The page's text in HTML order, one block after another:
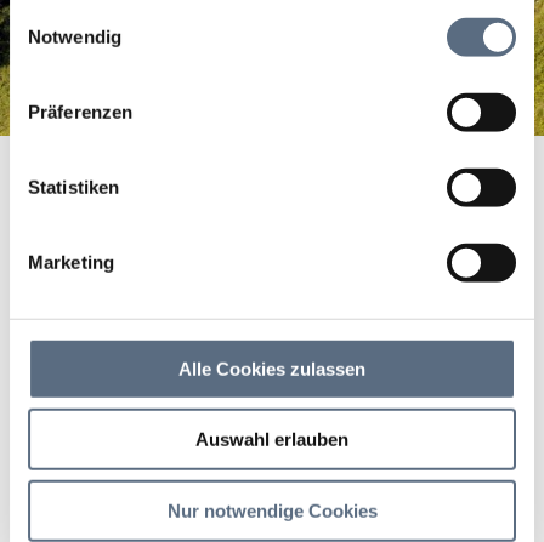
zusammen, die Sie ihnen bereitgestellt haben oder die
sie im Rahmen Ihrer Nutzung der Dienste gesammelt
Einwilligungsauswahl
Notwendig
Präferenzen
Statistiken
Marketing
Alle Cookies zulassen
Auswahl erlauben
Nur notwendige Cookies
Kontakt
Kunsthandlung Vogt
Demmeljochstr. 3
83661 Lenggries